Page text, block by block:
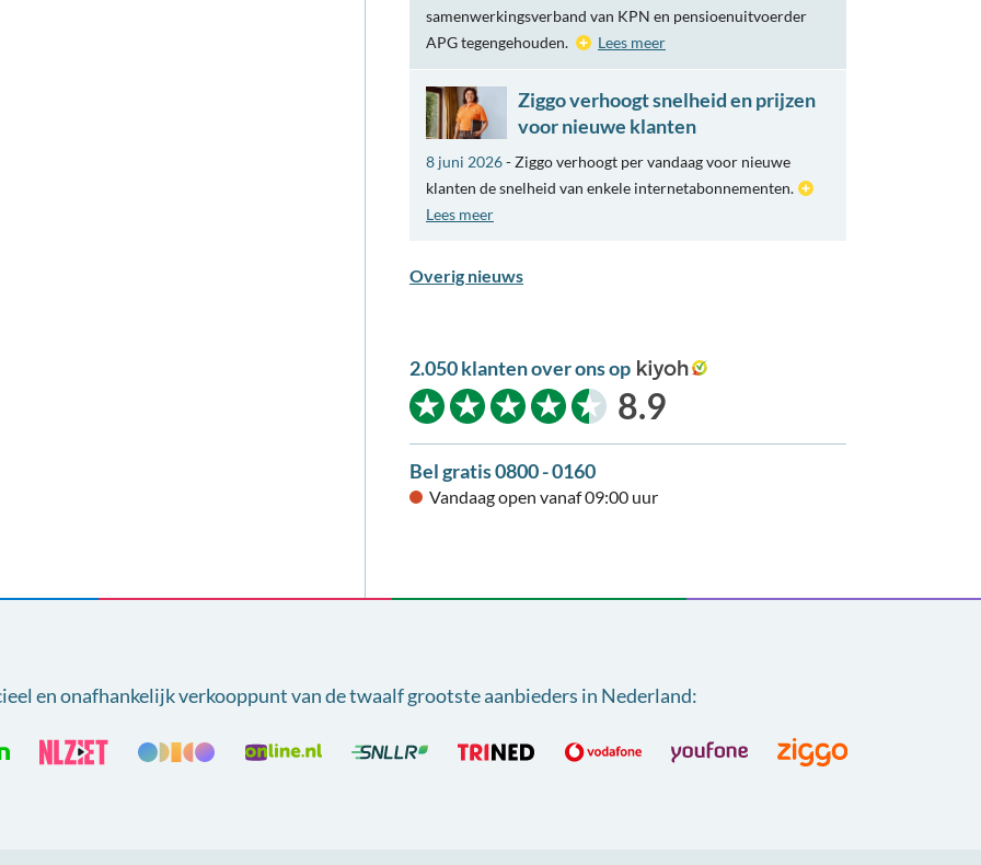
samenwerkingsverband van KPN en pensioenuitvoerder
APG tegengehouden.
Lees meer
Ziggo verhoogt snelheid en prijzen
voor nieuwe klanten
8 juni 2026- Ziggo verhoogt per vandaag voor nieuwe
klanten de snelheid van enkele internetabonnementen.
Lees meer
Overig nieuws
2.050 klanten over ons op
kiyoh
8.9
Bel gratis 0800 - 0160
Vandaag open vanaf 09:00 uur
en onafhankelijk verkooppunt vande twaalf grootste aanbieders in Nederland: